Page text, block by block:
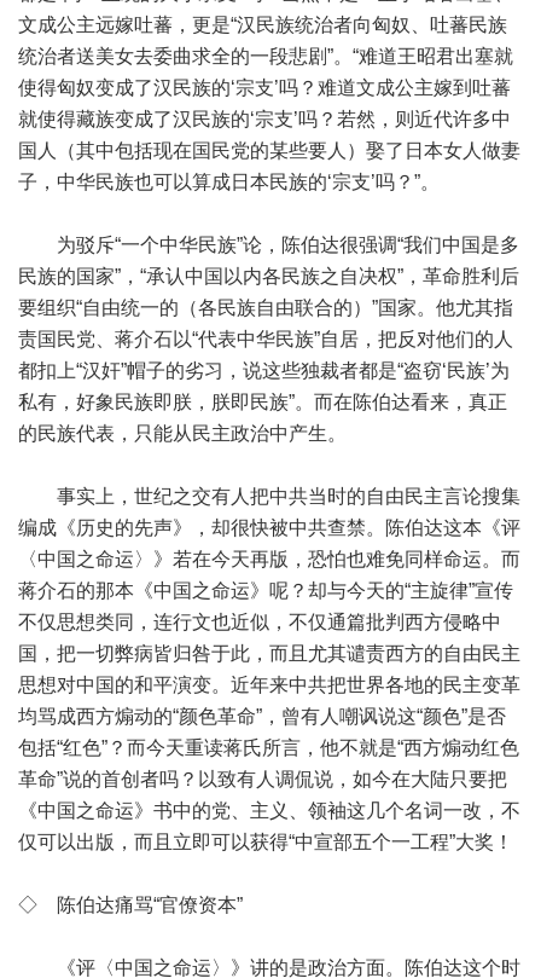
文成公主远嫁吐蕃，更是“汉民族统治者向匈奴、吐蕃民族
统治者送美女去委曲求全的一段悲剧”。“难道王昭君出塞就
使得匈奴变成了汉民族的‘宗支’吗？难道文成公主嫁到吐蕃
就使得藏族变成了汉民族的‘宗支’吗？若然，则近代许多中
国人（其中包括现在国民党的某些要人）娶了日本女人做妻
子，中华民族也可以算成日本民族的‘宗支’吗？”。
为驳斥“一个中华民族”论，陈伯达很强调“我们中国是多
民族的国家”，“承认中国以内各民族之自决权”，革命胜利后
要组织“自由统一的（各民族自由联合的）”国家。他尤其指
责国民党、蒋介石以“代表中华民族”自居，把反对他们的人
都扣上“汉奸”帽子的劣习，说这些独裁者都是“盗窃‘民族’为
私有，好象民族即朕，朕即民族”。而在陈伯达看来，真正
的民族代表，只能从民主政治中产生。
事实上，世纪之交有人把中共当时的自由民主言论搜集
编成《历史的先声》，却很快被中共查禁。陈伯达这本《评
〈中国之命运〉》若在今天再版，恐怕也难免同样命运。而
蒋介石的那本《中国之命运》呢？却与今天的“主旋律”宣传
不仅思想类同，连行文也近似，不仅通篇批判西方侵略中
国，把一切弊病皆归咎于此，而且尤其谴责西方的自由民主
思想对中国的和平演变。近年来中共把世界各地的民主变革
均骂成西方煽动的“颜色革命”，曾有人嘲讽说这“颜色”是否
包括“红色”？而今天重读蒋氏所言，他不就是“西方煽动红色
革命”说的首创者吗？以致有人调侃说，如今在大陆只要把
《中国之命运》书中的党、主义、领袖这几个名词一改，不
仅可以出版，而且立即可以获得“中宣部五个一工程”大奖！
◇ 陈伯达痛骂“官僚资本”
《评〈中国之命运〉》讲的是政治方面。陈伯达这个时